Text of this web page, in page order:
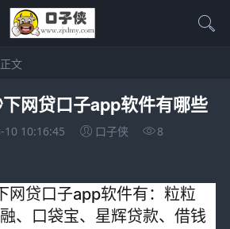
文
网贷口子app软件有哪些
10 10:16:45 口子侠 8
网贷口子app软件有：粒粒
、口袋宝、星辉贷款、借钱